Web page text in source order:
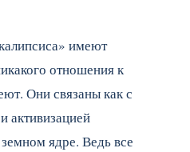
имеют
отношения к
Они связаны как с
активизацией
ядре. Ведь все